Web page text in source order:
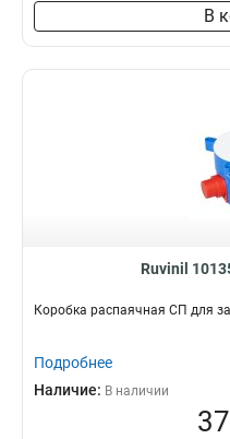
В
Ruvinil
Коробка распаячная СП для
Подробнее
Наличие: В наличии